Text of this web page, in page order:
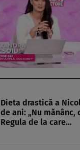
Dieta drastică a
de ani: „Nu mănânc,
Regula de la care…